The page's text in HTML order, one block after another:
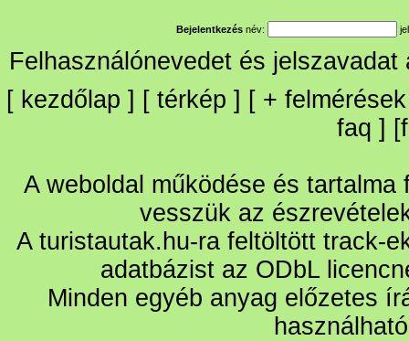
Bejelentkezés név:
Felhasználónevedet és
[ kezdőlap ] [ térkép ] [ + felmérések
faq ] [
A weboldal működése és
vesszük az
A turistautak.hu-ra feltöltött track-
adatbázist az ODbL
Minden egyéb anyag előzetes